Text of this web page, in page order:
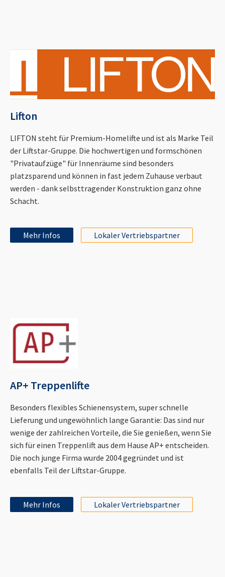
Lifton
LIFTON steht für Premium-Homelifte und ist als Marke Teil
der Liftstar-Gruppe. Die hochwertigen und formschönen
"Privataufzüge" für Innenräume sind besonders
platzsparend und können in fast jedem Zuhause verbaut
werden - dank selbsttragender Konstruktion ganz ohne
Schacht.
Mehr Infos Lokaler Vertriebspartner
AP+ Treppenlifte
Besonders flexibles Schienensystem, super schnelle
Lieferung und ungewöhnlich lange Garantie: Das sind nur
wenige der zahlreichen Vorteile, die Sie genießen, wenn Sie
sich für einen Treppenlift aus dem Hause AP+ entscheiden.
Die noch junge Firma wurde 2004 gegründet und ist
ebenfalls Teil der Liftstar-Gruppe.
Mehr Infos Lokaler Vertriebspartner